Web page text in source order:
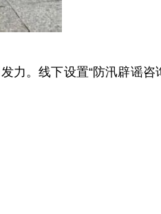
力。线下设置“防汛辟谣咨